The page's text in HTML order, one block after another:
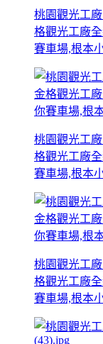
桃園觀光工
格觀光工廠
賽車場,根本
桃園觀光工
格觀光工廠
賽車場,根本
桃園觀光工
格觀光工廠
賽車場,根本